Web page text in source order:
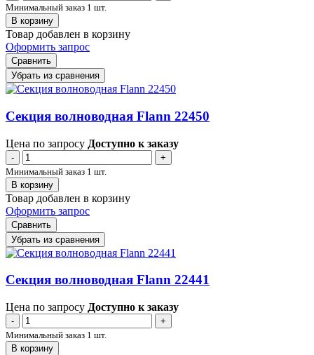
Минимальный заказ 1 шт.
В корзину
Товар добавлен в корзину
Оформить запрос
Сравнить
Убрать из сравнения
Секция волноводная Flann 22450
Цена по запросу Доступно к заказу
-
+
Минимальный заказ 1 шт.
В корзину
Товар добавлен в корзину
Оформить запрос
Сравнить
Убрать из сравнения
Секция волноводная Flann 22441
Цена по запросу Доступно к заказу
-
+
Минимальный заказ 1 шт.
В корзину